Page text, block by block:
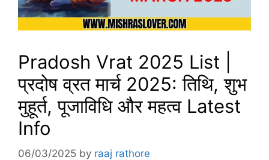
Pradosh Vrat 2025 List |
प्रदोष व्रत मार्च 2025: तिथि, शुभ
मुहूर्त, पूजाविधि और महत्व Latest
Info
06/03/2025 by raaj rathore